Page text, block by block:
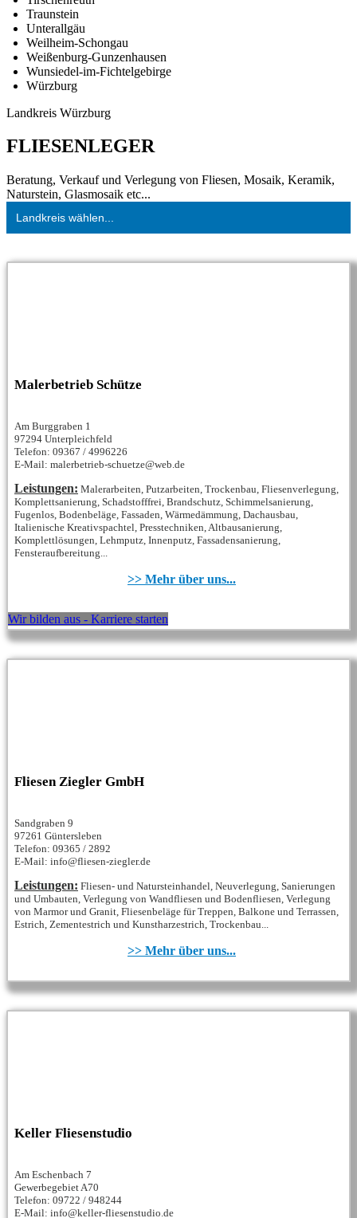
Traunstein
Unterallgäu
Weilheim-Schongau
Weißenburg-Gunzenhausen
Wunsiedel-im-Fichtelgebirge
Würzburg
Landkreis Würzburg
FLIESENLEGER
Beratung, Verkauf und Verlegung von Fliesen, Mosaik, Keramik,
Naturstein, Glasmosaik etc...
Landkreis wählen...
Malerbetrieb Schütze
Am Burggraben 1
97294 Unterpleichfeld
Telefon: 09367 / 4996226
E-Mail: malerbetrieb-schuetze@web.de
Leistungen: Malerarbeiten, Putzarbeiten, Trockenbau, Fliesenverlegung,
Komplettsanierung, Schadstofffrei, Brandschutz, Schimmelsanierung,
Fugenlos, Bodenbeläge, Fassaden, Wärmedämmung, Dachausbau,
Italienische Kreativspachtel, Presstechniken, Altbausanierung,
Komplettlösungen, Lehmputz, Innenputz, Fassadensanierung,
Fensteraufbereitung...
>> Mehr über uns...
Wir bilden aus - Karriere starten
Fliesen Ziegler GmbH
Sandgraben 9
97261 Güntersleben
Telefon: 09365 / 2892
E-Mail: info@fliesen-ziegler.de
Leistungen: Fliesen- und Natursteinhandel, Neuverlegung, Sanierungen
und Umbauten, Verlegung von Wandfliesen und Bodenfliesen, Verlegung
von Marmor und Granit, Fliesenbeläge für Treppen, Balkone und Terrassen,
Estrich, Zementestrich und Kunstharzestrich, Trockenbau...
>> Mehr über uns...
Keller Fliesenstudio
Am Eschenbach 7
Gewerbegebiet A70
Telefon: 09722 / 948244
E-Mail: info@keller-fliesenstudio.de